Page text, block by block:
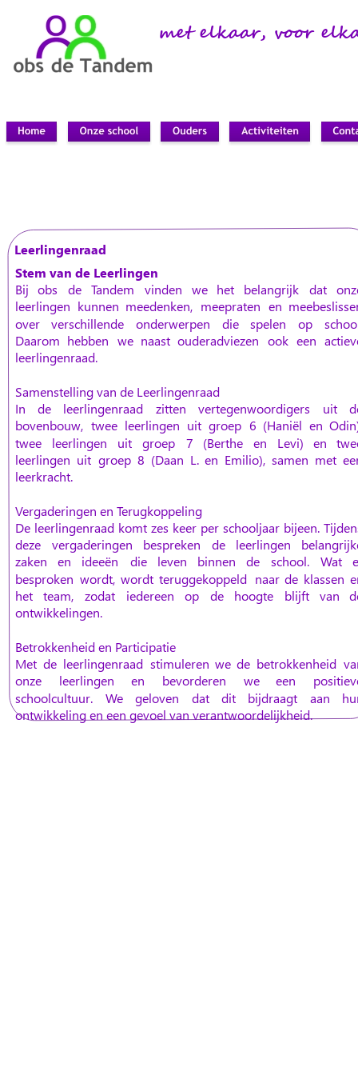
Stem van de Leerlingen
Bij obs de Tandem vinden we het belangrijk dat
leerlingen kunnen meedenken, meepraten en
over
verschillende onderwerpen die spelen op
Daarom hebben we naast ouderadviezen ook een
leerlingenraad.
Samenstelling van de Leerlingenraad
In
de leerlingenraad zitten vertegenwoordigers uit
bovenbouw, twee leerlingen uit groep 6 (Haniël en
twee
leerlingen uit groep 7 (Berthe en Levi) en
leerlingen uit groep 8 (Daan L. en Emilio), samen met
leerkracht.
Vergaderingen en Terugkoppeling
De leerlingenraad komt zes keer per schooljaar bijeen.
deze
vergaderingen bespreken de leerlingen
zaken
en ideeën die leven binnen de school. Wat
besproken wordt, wordt teruggekoppeld naar de klassen
het
team, zodat iedereen op de hoogte blijft van
ontwikkelingen.
Betrokkenheid en Participatie
Met de leerlingenraad stimuleren we de betrokkenheid
onze
leerlingen en bevorderen we een
schoolcultuur.
We geloven dat dit bijdraagt aan
ontwikkeling en een gevoel van verantwoordelijkheid.
Leerlingenraad
met elkaar, voor